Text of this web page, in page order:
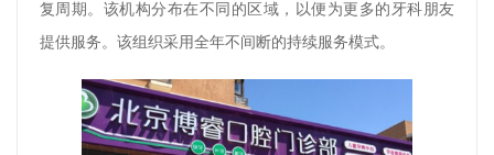
复周期。该机构分布在不同的区域，以便为更多的牙科朋友
提供服务。该组织采用全年不间断的持续服务模式。